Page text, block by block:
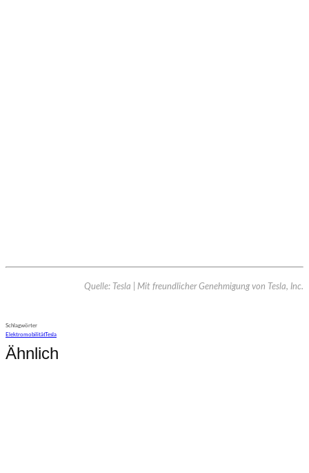
Quelle: Tesla | Mit freundlicher Genehmigung von Tesla, Inc.
Schlagwörter
ElektromobilitätTesla
Ähnlich